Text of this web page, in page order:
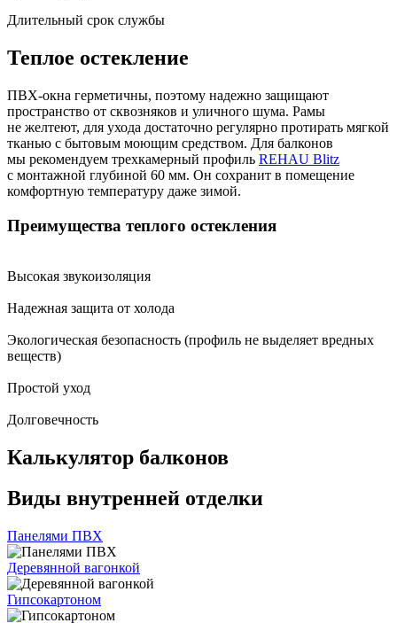
Длительный срок службы
Теплое остекление
ПВХ-окна герметичны, поэтому надежно защищают
пространство от сквозняков и уличного шума. Рамы
не желтеют, для ухода достаточно регулярно протирать мягкой
тканью с бытовым моющим средством. Для балконов
мы рекомендуем трехкамерный профиль REHAU Blitz
с монтажной глубиной 60 мм. Он сохранит в помещение
комфортную температуру даже зимой.
Преимущества теплого остекления
Высокая звукоизоляция
Надежная защита от холода
Экологическая безопасность (профиль не выделяет вредных
веществ)
Простой уход
Долговечность
Калькулятор балконов
Виды внутренней отделки
Панелями ПВХ
Деревянной вагонкой
Гипсокартоном